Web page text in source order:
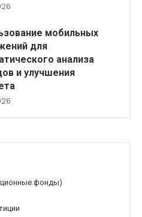
мобильных
для
анализа
и улучшения
фонды)